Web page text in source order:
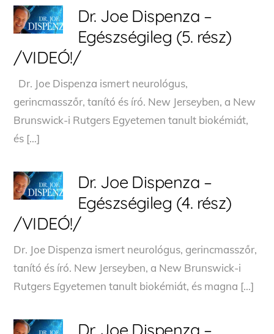
Dr. Joe Dispenza –
Egészségileg (5. rész)
/VIDEÓ!/
Dr. Joe Dispenza ismert neurológus,
gerincmasszőr, tanító és író. New Jerseyben, a New
Brunswick-i Rutgers Egyetemen tanult biokémiát,
és […]
Dr. Joe Dispenza –
Egészségileg (4. rész)
/VIDEÓ!/
Dr. Joe Dispenza ismert neurológus, gerincmasszőr,
tanító és író. New Jerseyben, a New Brunswick-i
Rutgers Egyetemen tanult biokémiát, és magna […]
Dr. Joe Dispenza –